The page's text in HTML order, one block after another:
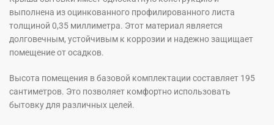
выполнена из оцинкованного профилированного листа
толщиной 0,35 миллиметра. Этот материал является
долговечным, устойчивым к коррозии и надежно защищает
помещение от осадков.
Высота помещения в базовой комплектации составляет 195
сантиметров. Это позволяет комфортно использовать
бытовку для различных целей.